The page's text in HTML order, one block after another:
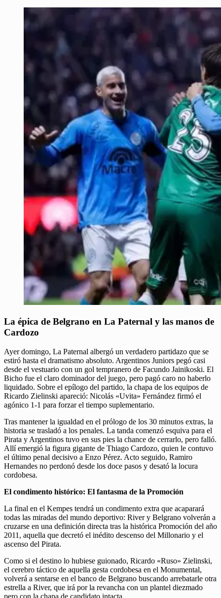
La épica de Belgrano en La Paternal y las manos de
Cardozo
Ayer domingo, La Paternal albergó un verdadero partidazo que se
estiró hasta el dramatismo absoluto. Argentinos Juniors pegó casi
desde el vestuario con un gol tempranero de Facundo Jainikoski. El
Bicho fue el claro dominador del juego, pero pagó caro no haberlo
liquidado. Sobre el epílogo del partido, la chapa de los equipos de
Ricardo Zielinski apareció: Nicolás «Uvita» Fernández firmó el
agónico 1-1 para forzar el tiempo suplementario.
Tras mantener la igualdad en el prólogo de los 30 minutos extras, la
historia se trasladó a los penales. La tanda comenzó esquiva para el
Pirata y Argentinos tuvo en sus pies la chance de cerrarlo, pero falló.
Allí emergió la figura gigante de Thiago Cardozo, quien le contuvo
el último penal decisivo a Enzo Pérez. Acto seguido, Ramiro
Hernandes no perdonó desde los doce pasos y desató la locura
cordobesa.
El condimento histórico: El fantasma de la Promoción
La final en el Kempes tendrá un condimento extra que acaparará
todas las miradas del mundo deportivo: River y Belgrano volverán a
cruzarse en una definición directa tras la histórica Promoción del año
2011, aquella que decretó el inédito descenso del Millonario y el
ascenso del Pirata.
Como si el destino lo hubiese guionado, Ricardo «Ruso» Zielinski,
el cerebro táctico de aquella gesta cordobesa en el Monumental,
volverá a sentarse en el banco de Belgrano buscando arrebatarle otra
estrella a River, que irá por la revancha con un plantel diezmado
pero con la chapa de candidato intacta.